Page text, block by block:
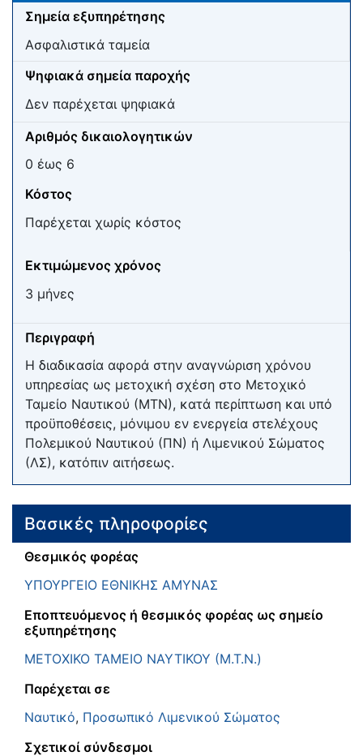
Σημεία εξυπηρέτησης
Ασφαλιστικά ταμεία
Ψηφιακά σημεία παροχής
Δεν παρέχεται ψηφιακά
Αριθμός δικαιολογητικών
0 έως 6
Κόστος
Παρέχεται χωρίς κόστος
Εκτιμώμενος χρόνος
3 μήνες
Περιγραφή
Η διαδικασία αφορά στην αναγνώριση χρόνου
υπηρεσίας ως μετοχική σχέση στο Μετοχικό
Ταμείο Ναυτικού (ΜΤΝ), κατά περίπτωση και υπό
προϋποθέσεις, μόνιμου εν ενεργεία στελέχους
Πολεμικού Ναυτικού (ΠΝ) ή Λιμενικού Σώματος
(ΛΣ), κατόπιν αιτήσεως.
Βασικές πληροφορίες
Θεσμικός φορέας
ΥΠΟΥΡΓΕΙΟ ΕΘΝΙΚΗΣ ΑΜΥΝΑΣ
Εποπτευόμενος ή θεσμικός φορέας ως σημείο
εξυπηρέτησης
ΜΕΤΟΧΙΚΟ ΤΑΜΕΙΟ ΝΑΥΤΙΚΟΥ (Μ.Τ.Ν.)
Παρέχεται σε
Ναυτικό, Προσωπικό Λιμενικού Σώματος
Σχετικοί σύνδεσμοι